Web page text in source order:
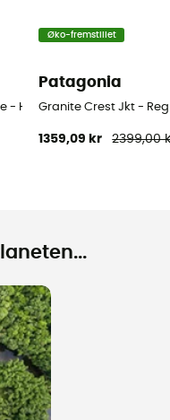
- Herrer
Øko-fremstillet
Patagonia
Granite Crest Jkt -
1359,09 kr 2399,00